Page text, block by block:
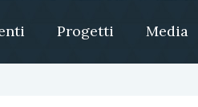
Progetti Media